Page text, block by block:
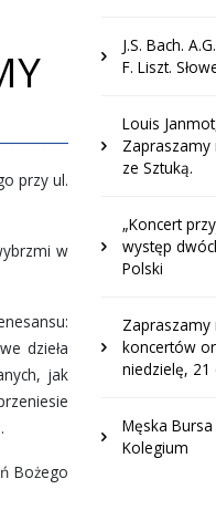
przy ul.
w
dzieła
jak
Bożego
J.S. Bach.
F. Liszt.
Louis
Zapraszamy
ze Sztuką.
„Koncert
występ
Polski
Zapraszamy
koncertów
niedzielę, 21
Męska
Kolegium